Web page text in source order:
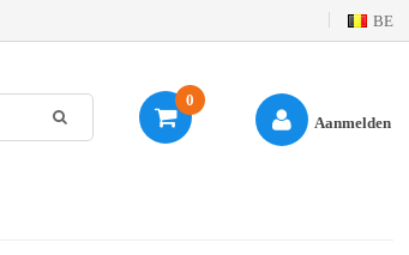
BE
0
Aanmelden